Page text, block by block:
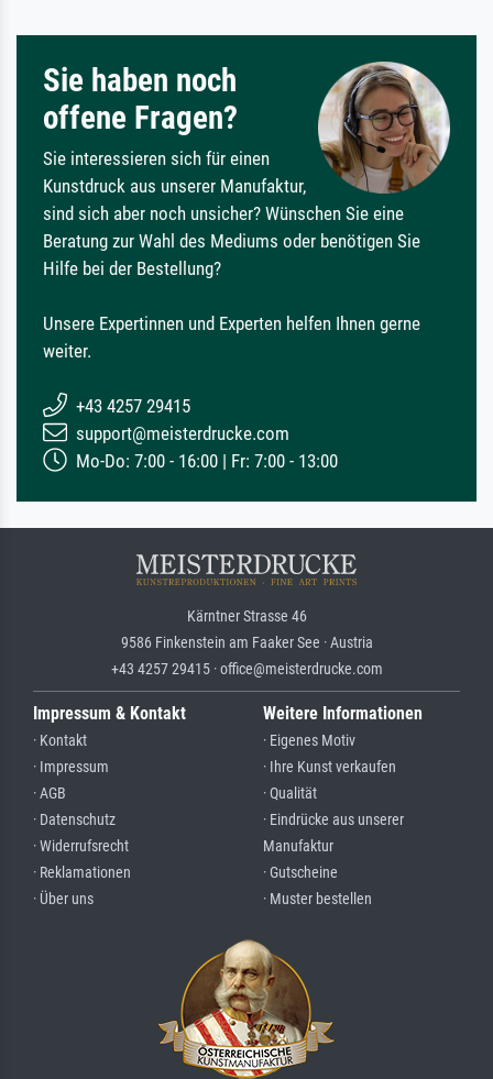
Sie haben noch
offene Fragen?
Sie interessieren sich für einen
Kunstdruck aus unserer Manufaktur,
sind sich aber noch unsicher? Wünschen Sie eine
Beratung zur Wahl des Mediums oder benötigen Sie
Hilfe bei der Bestellung?
Unsere Expertinnen und Experten helfen Ihnen gerne
weiter.
+43 4257 29415
support@meisterdrucke.com
Mo-Do: 7:00 - 16:00 | Fr: 7:00 - 13:00
Kärntner Strasse 46
9586 Finkenstein am Faaker See · Austria
+43 4257 29415 · office@meisterdrucke.com
Impressum & Kontakt
· Kontakt
· Impressum
· AGB
· Datenschutz
· Widerrufsrecht
· Reklamationen
· Über uns
Weitere Informationen
· Eigenes Motiv
· Ihre Kunst verkaufen
· Qualität
· Eindrücke aus unserer
Manufaktur
· Gutscheine
· Muster bestellen